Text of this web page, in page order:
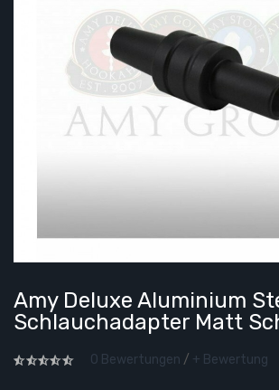
Amy Deluxe Aluminium
Schlauchadapter Matt
0 Bewertungen / + Bewertung